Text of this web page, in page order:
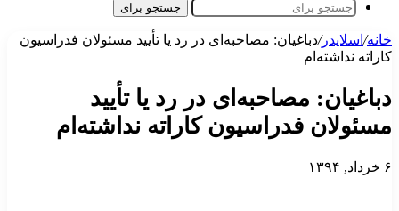
جستجو برای
خانه/ اسلایدر/دباغیان: مصاحبه‌ای در رد یا تأیید مسئولان فدراسیون
کاراته نداشته‌ام
دباغیان: مصاحبه‌ای در رد یا تأیید
مسئولان فدراسیون کاراته نداشته‌ام
۶ خرداد, ۱۳۹۴